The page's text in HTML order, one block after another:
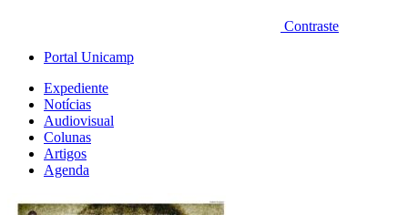
Contraste
Portal Unicamp
Expediente
Notícias
Audiovisual
Colunas
Artigos
Agenda